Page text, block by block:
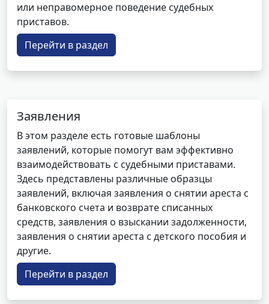
или неправомерное поведение судебных
приставов.
Перейти в раздел
Заявления
В этом разделе есть готовые шаблоны
заявлений, которые помогут вам эффективно
взаимодействовать с судебными приставами.
Здесь представлены различные образцы
заявлений, включая заявления о снятии ареста с
банковского счета и возврате списанных
средств, заявления о взыскании задолженности,
заявления о снятии ареста с детского пособия и
другие.
Перейти в раздел